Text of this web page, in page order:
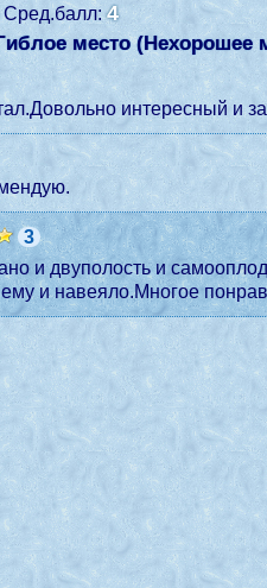
Сред.балл:4
место (Нехорошее
интересный и
3
и навеяло.Многое